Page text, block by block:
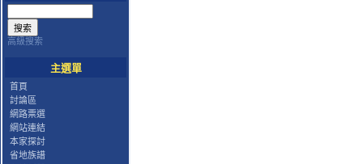
高級搜索
主選單
首頁
討論區
網路票選
網站連結
本家探討
省地族譜